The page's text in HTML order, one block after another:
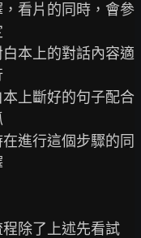
看片的同時，會參
本上的對話內容適
上斷好的句子配合
進行這個步驟的同
除了上述先看試